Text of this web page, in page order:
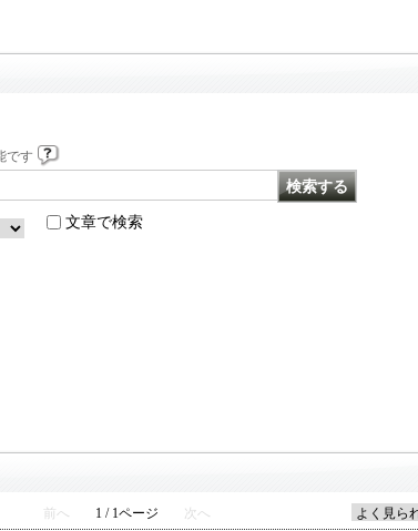
です
文章で検索
前へ 1 / 1ページ 次へ